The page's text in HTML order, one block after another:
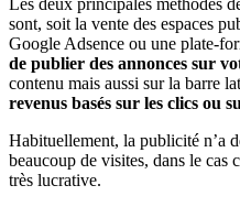
Les deux principales méthodes
sont, soit la vente des espaces
Google Adsence ou une plate-
de publier des annonces sur
contenu mais aussi sur la barre
revenus basés sur les clics ou
Habituellement, la publicité n’a
beaucoup de visites, dans le cas
très lucrative.